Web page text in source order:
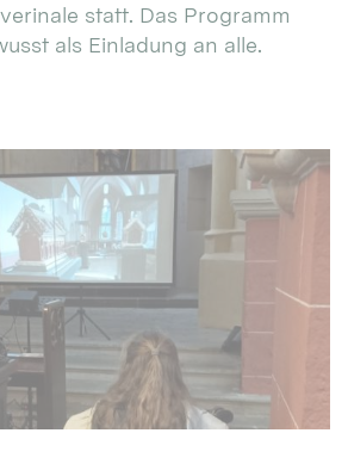
statt. Das Programm
als Einladung an alle.